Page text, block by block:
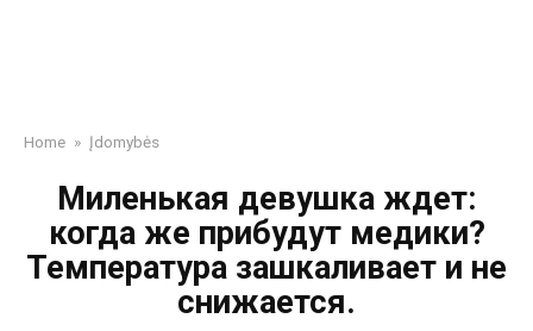
Home » Įdomybės
Миленькая девушка ждет:
когда же прибудут медики?
Температура зашкаливает и не
снижается.